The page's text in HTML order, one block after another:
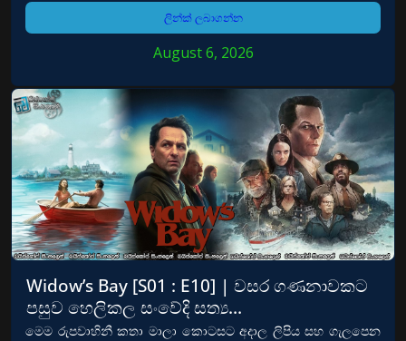
ලින්ක් ලබාගන්න
August 6, 2026
Widow’s Bay [S01 : E10] | වසර ගණනාවකට
පසුව හෙලිකල සංවේදි සත්‍ය…
මෙම රුපවාහිනී කතා මාලා කොටසට අදාල ලිපිය සහ ගැලපෙන